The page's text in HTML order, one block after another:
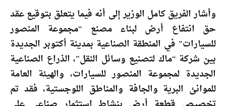
وأشار الفريق كامل الوزير إلى أنه فيما يتعلق بتوقيع عقد
حق انتفاع أرض لبناء مصنع “مجموعة المنصور
للسيارات” في المنطقة الصناعية بمدينة أكتوبر الجديدة
بين شركة “ماك لتصنيع وسائل النقل”، الذراع الصناعية
الجديدة لمجموعة المنصور للسيارات، والهيئة العامة
للموانئ البرية والجافة والمناطق اللوجستية، فقد تم